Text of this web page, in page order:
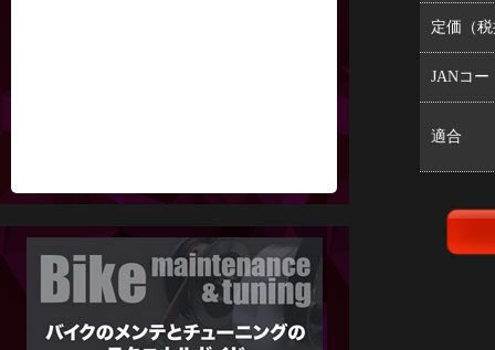
定価（
JANコー
適合